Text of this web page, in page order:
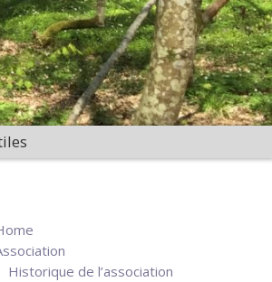
Historique de l’association